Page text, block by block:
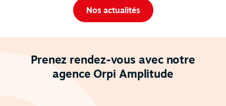
Nos actualités
Prenez rendez-vous avec notre
agence Orpi Amplitude